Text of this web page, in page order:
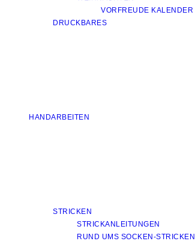
VORFREUDE KALENDER
DRUCKBARES
HANDARBEITEN
STRICKEN
STRICKANLEITUNGEN
RUND UMS SOCKEN-STRICKEN